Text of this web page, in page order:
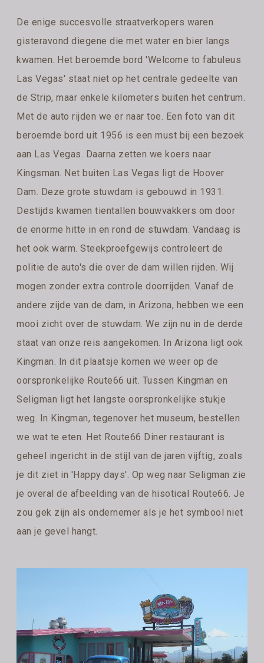
De enige succesvolle straatverkopers waren
gisteravond diegene die met water en bier langs
kwamen. Het beroemde bord 'Welcome to fabuleus
Las Vegas' staat niet op het centrale gedeelte van
de Strip, maar enkele kilometers buiten het centrum.
Met de auto rijden we er naar toe. Een foto van dit
beroemde bord uit 1956 is een must bij een bezoek
aan Las Vegas. Daarna zetten we koers naar
Kingsman. Net buiten Las Vegas ligt de Hoover
Dam. Deze grote stuwdam is gebouwd in 1931.
Destijds kwamen tientallen bouwvakkers om door
de enorme hitte in en rond de stuwdam. Vandaag is
het ook warm. Steekproefgewijs controleert de
politie de auto's die over de dam willen rijden. Wij
mogen zonder extra controle doorrijden. Vanaf de
andere zijde van de dam, in Arizona, hebben we een
mooi zicht over de stuwdam. We zijn nu in de derde
staat van onze reis aangekomen. In Arizona ligt ook
Kingman. In dit plaatsje komen we weer op de
oorspronkelijke Route66 uit. Tussen Kingman en
Seligman ligt het langste oorspronkelijke stukje
weg. In Kingman, tegenover het museum, bestellen
we wat te eten. Het Route66 Diner restaurant is
geheel ingericht in de stijl van de jaren vijftig, zoals
je dit ziet in 'Happy days'. Op weg naar Seligman zie
je overal de afbeelding van de hisotical Route66. Je
zou gek zijn als ondernemer als je het symbool niet
aan je gevel hangt.